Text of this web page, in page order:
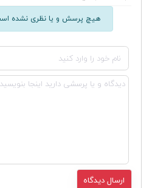
هیچ پرسش و یا نظری نشده است